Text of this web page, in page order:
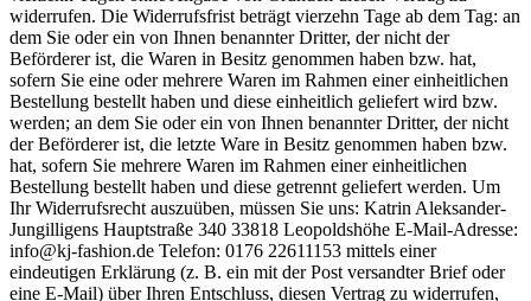
widerrufen. Die Widerrufsfrist beträgt vierzehn Tage ab dem Tag: an
dem Sie oder ein von Ihnen benannter Dritter, der nicht der
Beförderer ist, die Waren in Besitz genommen haben bzw. hat,
sofern Sie eine oder mehrere Waren im Rahmen einer einheitlichen
Bestellung bestellt haben und diese einheitlich geliefert wird bzw.
werden; an dem Sie oder ein von Ihnen benannter Dritter, der nicht
der Beförderer ist, die letzte Ware in Besitz genommen haben bzw.
hat, sofern Sie mehrere Waren im Rahmen einer einheitlichen
Bestellung bestellt haben und diese getrennt geliefert werden. Um
Ihr Widerrufsrecht auszuüben, müssen Sie uns: Katrin Aleksander-
Jungilligens Hauptstraße 340 33818 Leopoldshöhe E-Mail-Adresse:
info@kj-fashion.de Telefon: 0176 22611153 mittels einer
eindeutigen Erklärung (z. B. ein mit der Post versandter Brief oder
eine E-Mail) über Ihren Entschluss, diesen Vertrag zu widerrufen,